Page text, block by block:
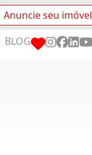
Anuncie seu imóvel
BLOG